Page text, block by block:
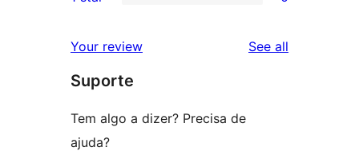
2-
reviews
star
reviews
Your review See all
Suporte
Tem algo a dizer? Precisa de
ajuda?